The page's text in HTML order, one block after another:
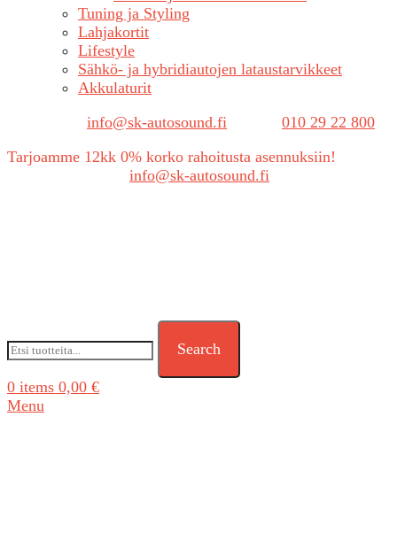
Tuning ja Styling
Lahjakortit
Lifestyle
Sähkö- ja hybridiautojen lataustarvikkeet
Akkulaturit
info@sk-autosound.fi
010 29 22 800
Tarjoamme 12kk 0% korko rahoitusta asennuksiin!
info@sk-autosound.fi
Search
0 items 0,00 €
Menu